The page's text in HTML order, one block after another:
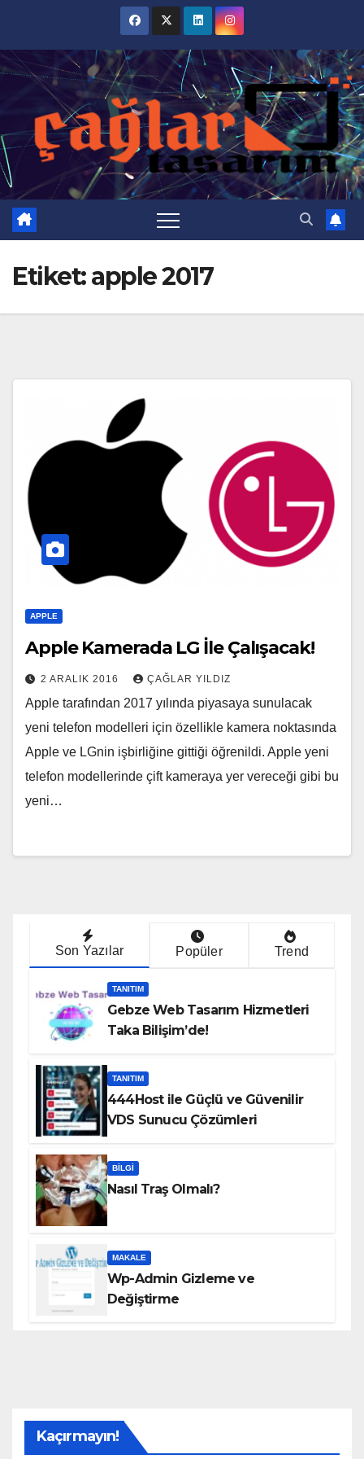
content
Etiket:apple 2017
APPLE
Apple Kamerada LG İle Çalışacak!
2 ARALIK 2016 ÇAĞLAR YILDIZ
Apple tarafından 2017 yılında piyasaya sunulacak
yeni telefon modelleri için özellikle kamera noktasında
Apple ve LGnin işbirliğine gittiği öğrenildi. Apple yeni
telefon modellerinde çift kameraya yer vereceği gibi bu
yeni…
Son Yazılar Popüler Trend
TANITIM
Gebze Web Tasarım Hizmetleri
Taka Bilişim’de!
TANITIM
444Host ile Güçlü ve Güvenilir
VDS Sunucu Çözümleri
BILGI
Nasıl Traş Olmalı?
MAKALE
Wp-Admin Gizleme ve
Değiştirme
Kaçırmayın!